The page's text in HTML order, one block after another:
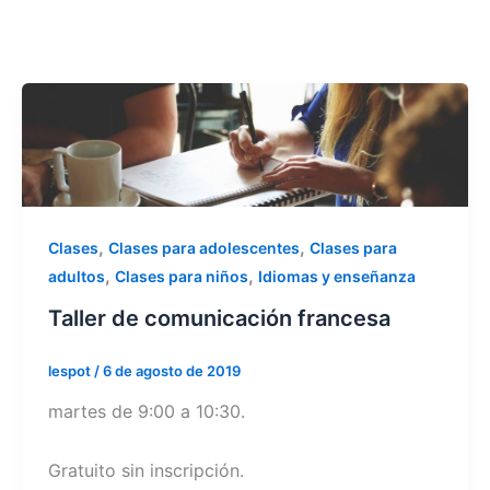
Clases, Clases para adolescentes, Clases para
adultos, Clases para niños, Idiomas y enseñanza
Taller de comunicación francesa
lespot /6 de agosto de 2019
martes de 9:00 a 10:30.
Gratuito sin inscripción.